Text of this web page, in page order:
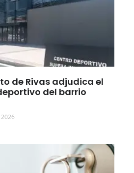
de Rivas adjudica el
del barrio